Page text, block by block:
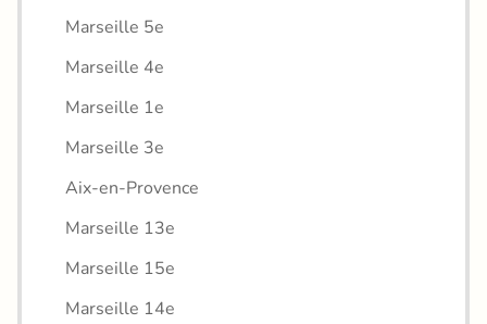
Marseille 5e
Marseille 4e
Marseille 1e
Marseille 3e
Aix-en-Provence
Marseille 13e
Marseille 15e
Marseille 14e